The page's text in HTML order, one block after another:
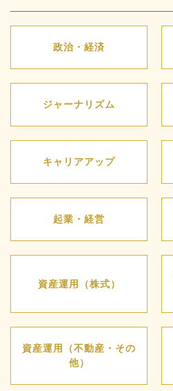
政治・経済
ジャーナリズム
キャリアアップ
起業・経営
資産運用（株式）
資産運用（不動産・その
他）